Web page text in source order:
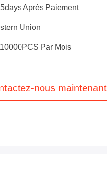
Après Paiement
Union
Par Mois
nous maintenant